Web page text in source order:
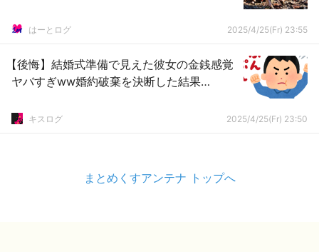
はーとログ 2025/4/25(Fr) 23:55
【後悔】結婚式準備で見えた彼女の金銭感覚
ヤバすぎww婚約破棄を決断した結果…
キスログ 2025/4/25(Fr) 23:50
まとめくすアンテナ トップへ